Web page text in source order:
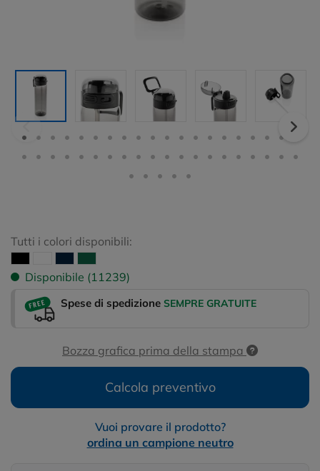
Tutti i colori disponibili:
Disponibile (11239)
Spese di spedizione SEMPRE GRATUITE
Bozza grafica prima della stampa
Calcola preventivo
Vuoi provare il prodotto?
ordina un campione neutro